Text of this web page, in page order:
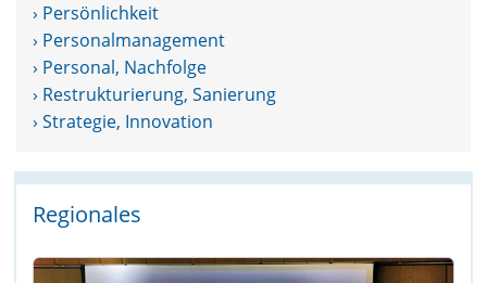
› Persönlichkeit
› Personalmanagement
› Personal, Nachfolge
› Restrukturierung, Sanierung
› Strategie, Innovation
Regionales